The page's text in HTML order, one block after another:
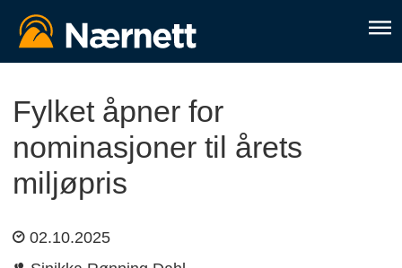
Fylket åpner for
nominasjoner til årets
miljøpris
02.10.2025